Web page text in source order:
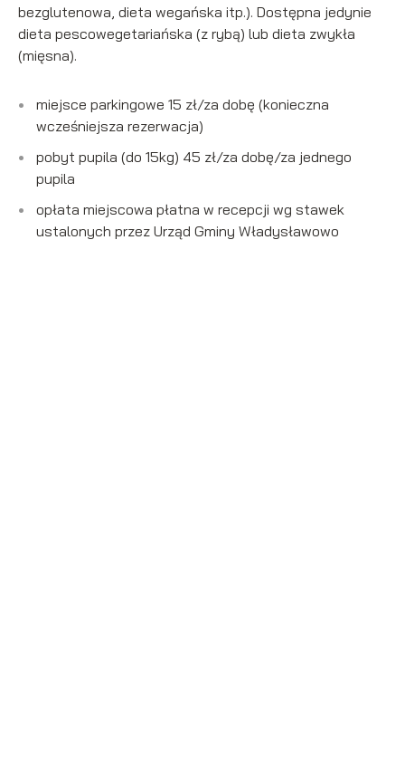
bezglutenowa, dieta wegańska itp.). Dostępna jedynie
dieta pescowegetariańska (z rybą) lub dieta zwykła
(mięsna).
miejsce parkingowe 15 zł/za dobę (konieczna
wcześniejsza rezerwacja)
pobyt pupila (do 15kg) 45 zł/za dobę/za jednego
pupila
opłata miejscowa płatna w recepcji wg stawek
ustalonych przez Urząd Gminy Władysławowo